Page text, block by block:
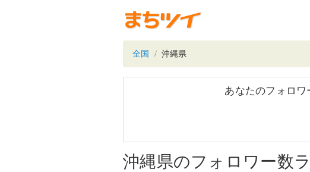
全国 沖縄県
あなたのフォロワ
沖縄県のフォロワー数